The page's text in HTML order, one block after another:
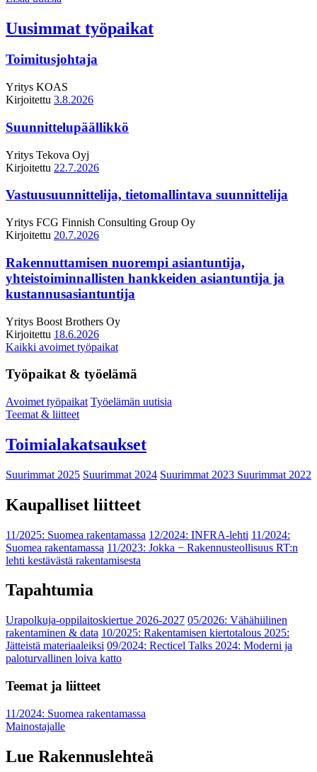
Uusimmat työpaikat
Toimitusjohtaja
Yritys KOAS
Kirjoitettu 3.8.2026
Suunnittelupäällikkö
Yritys Tekova Oyj
Kirjoitettu 22.7.2026
Vastuusuunnittelija, tietomallintava suunnittelija
Yritys FCG Finnish Consulting Group Oy
Kirjoitettu 20.7.2026
Rakennuttamisen nuorempi asiantuntija,
yhteistoiminnallisten hankkeiden asiantuntija ja
kustannusasiantuntija
Yritys Boost Brothers Oy
Kirjoitettu 18.6.2026
Kaikki avoimet työpaikat
Työpaikat & työelämä
Avoimet työpaikat Työelämän uutisia
Teemat & liitteet
Toimialakatsaukset
Suurimmat 2025 Suurimmat 2024 Suurimmat 2023 Suurimmat 2022
Kaupalliset liitteet
11/2025: Suomea rakentamassa 12/2024: INFRA-lehti 11/2024:
Suomea rakentamassa 11/2023: Jokka − Rakennusteollisuus RT:n
lehti kestävästä rakentamisesta
Tapahtumia
Urapolkuja-oppilaitoskiertue 2026-2027 05/2026: Vähähiilinen
rakentaminen & data 10/2025: Rakentamisen kiertotalous 2025:
Jätteistä materiaaleiksi 09/2024: Recticel Talks 2024: Moderni ja
paloturvallinen loiva katto
Teemat ja liitteet
11/2024: Suomea rakentamassa
Mainostajalle
Lue Rakennuslehteä